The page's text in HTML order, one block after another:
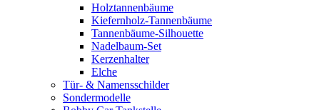
Holztannenbäume
Kiefernholz-Tannenbäume
Tannenbäume-Silhouette
Nadelbaum-Set
Kerzenhalter
Elche
Tür- & Namensschilder
Sondermodelle